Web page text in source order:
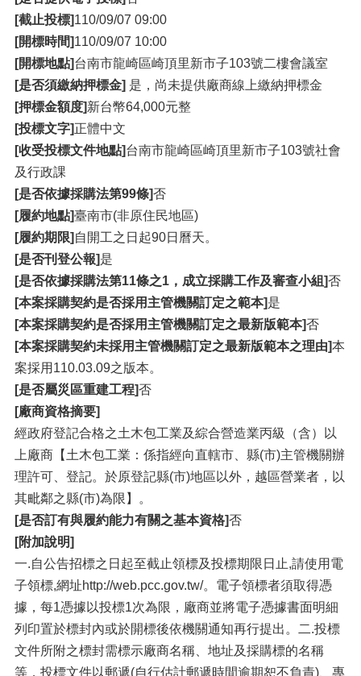
[截止投標]110/09/07 09:00
[開標時間]110/09/07 10:00
[開標地點]台南市龍崎區崎頂里新市子103號二樓會議室
[是否須繳納押標金] 是，尚未提供廠商線上繳納押標金
[押標金額度]新台幣64,000元整
[投標文字]正體中文
[收受投標文件地點]台南市龍崎區崎頂里新市子103號社會
及行政課
[是否依據採購法第99條]否
[履約地點]臺南市(非原住民地區)
[履約期限] 自開工之日起90日曆天。
[是否刊登公報]是
[是否依據採購法第11條之1，成立採購工作及審查小組]否
[本案採購契約是否採用主管機關訂定之範本]是
[本案採購契約是否採用主管機關訂定之最新版範本]否
[本案採購契約未採用主管機關訂定之最新版範本之理由]本
案採用110.03.09之版本。
[是否屬災區重建工程]否
[廠商資格摘要]
經政府登記合格之土木包工業及綜合營造業丙級（含）以
上廠商【土木包工業：係指經向直轄市、縣(市)主管機關辦
理許可、登記。於原登記縣(市)地區以外，越區營業者，以
其毗鄰之縣(市)為限】。
[是否訂有與履約能力有關之基本資格]否
[附加說明]
一.自公告招標之日起至截止領標及投標期限日止,請使用電
子領標,網址http://web.pcc.gov.tw/。電子領標者須取得憑
據，每1憑據以投標1次為限，廠商並將電子憑據書面明細
列印置於標封內或於開標後依機關通知再行提出。二.投標
文件所附之標封需標示廠商名稱、地址及採購標的名稱
等，投標文件以郵遞(自行估計郵遞時間逾期恕不負責)、專